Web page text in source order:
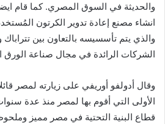
والحديثة في السوق المصري. كما قام
انشاء مصنع إعادة تدوير الكرتون
والذي يتم تأسسيسه بالتعاون بين تتراباك
الشركات الرائدة في مجال صناعة
وقال أدولفو أوريفي على زيارته لمصر
الأولى التي أقوم بها لمصر منذ عدة
قطاع البنية التحتية في مصر مميز